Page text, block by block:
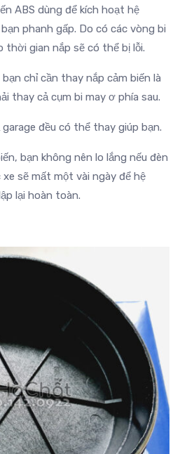
ABS dùng để kích hoạt hệ
phanh gấp. Do có các vòng bi
thời gian nắp sẽ có thể bị lỗi.
chỉ cần thay nắp cảm biến là
thay cả cụm bi may ơ phía sau.
đều có thể thay giúp bạn.
bạn không nên lo lắng nếu đèn
sẽ mất một vài ngày để hệ
lại hoàn toàn.